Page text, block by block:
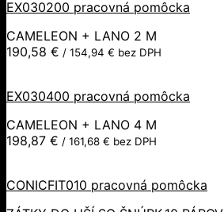
EX030200 pracovná pomôcka
CAMELEON + LANO 2 M
190,58 € / 154,94 € bez DPH
EX030400 pracovná pomôcka
CAMELEON + LANO 4 M
198,87 € / 161,68 € bez DPH
CONICFIT010 pracovná pomôcka